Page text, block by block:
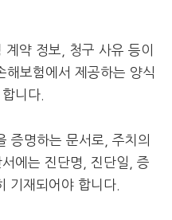
계약 정보, 청구 사유 등이
해보험에서 제공하는 양식
니다.
증명하는 문서로, 주치의
에는 진단명, 진단일, 증
기재되어야 합니다.